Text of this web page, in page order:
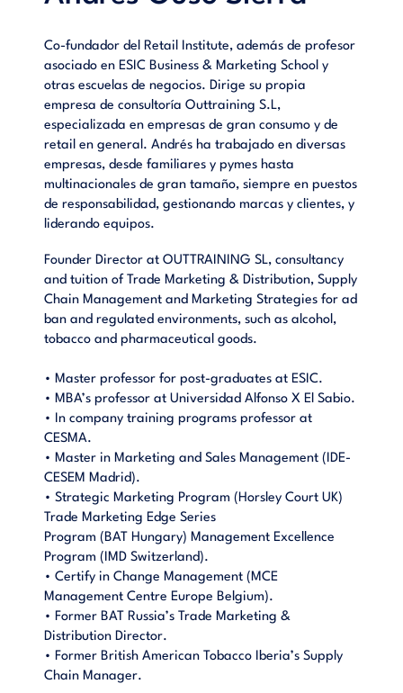
Co-fundador del Retail Institute, además de profesor
asociado en ESIC Business & Marketing School y
otras escuelas de negocios. Dirige su propia
empresa de consultoría Outtraining S.L,
especializada en empresas de gran consumo y de
retail en general. Andrés ha trabajado en diversas
empresas, desde familiares y pymes hasta
multinacionales de gran tamaño, siempre en puestos
de responsabilidad, gestionando marcas y clientes, y
liderando equipos.
Founder Director at OUTTRAINING SL, consultancy
and tuition of Trade Marketing & Distribution, Supply
Chain Management and Marketing Strategies for ad
ban and regulated environments, such as alcohol,
tobacco and pharmaceutical goods.
• Master professor for post-graduates at ESIC.
• MBA’s professor at Universidad Alfonso X El Sabio.
• In company training programs professor at
CESMA.
• Master in Marketing and Sales Management (IDE-
CESEM Madrid).
• Strategic Marketing Program (Horsley Court UK)
Trade Marketing Edge Series
Program (BAT Hungary) Management Excellence
Program (IMD Switzerland).
• Certify in Change Management (MCE
Management Centre Europe Belgium).
• Former BAT Russia’s Trade Marketing &
Distribution Director.
• Former British American Tobacco Iberia’s Supply
Chain Manager.